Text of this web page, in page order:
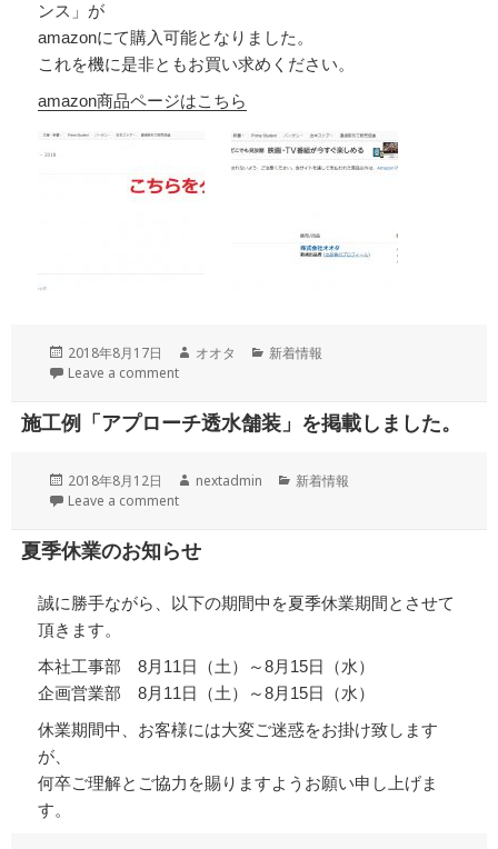
ンス」が
amazonにて購入可能となりました。
これを機に是非ともお買い求めください。
amazon商品ページはこちら
投
稿
2018年8月17日
作
オオタ
カ
リ
ー
新着情報
Leave a comment
施工例「アプローチ透水舗装」を掲載しました。
投
稿
2018年8月12日
作
nextadmin
カ
新着情報
Leave a comment
夏季休業のお知らせ
誠に勝手ながら、以下の期間中を夏季休業期間とさせて
頂きます。
本社工事部 8月11日（土）～8月15日（水）
企画営業部 8月11日（土）～8月15日（水）
休業期間中、お客様には大変ご迷惑をお掛け致します
が、
何卒ご理解とご協力を賜りますようお願い申し上げま
す。